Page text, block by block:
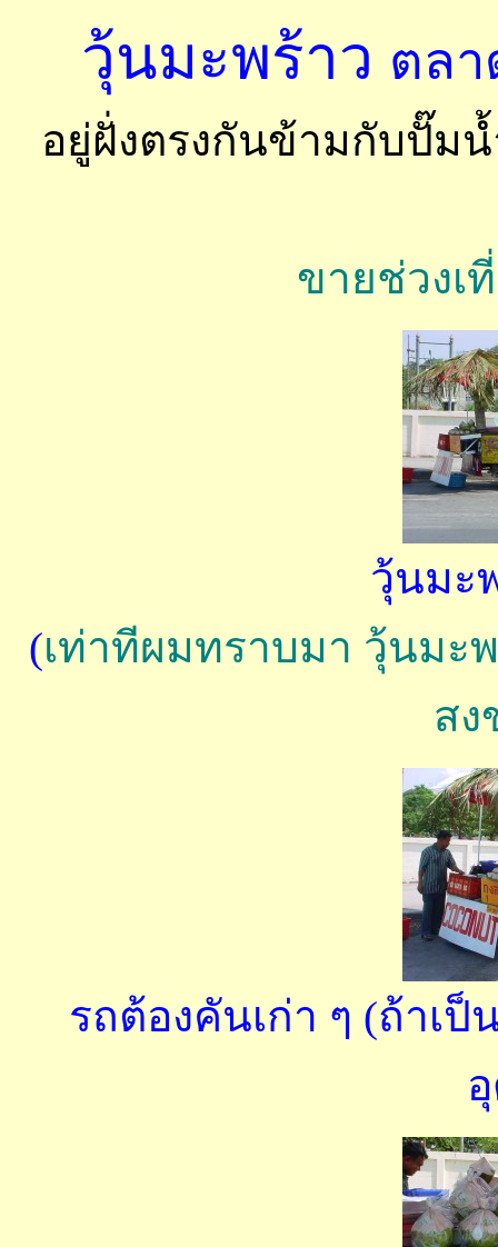
วุ้นมะพร้าว ตลา
อยู่ฝั่งตรงกันข้ามกับปั๊ม
ขายช่วงเ
วุ้นมะ
(เท่าทีผมทราบมา วุ้นมะ
สง
รถต้องคันเก่า ๆ (ถ้าเ